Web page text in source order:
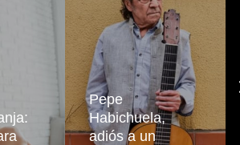
Pepe
Habichuela,
adiós a un